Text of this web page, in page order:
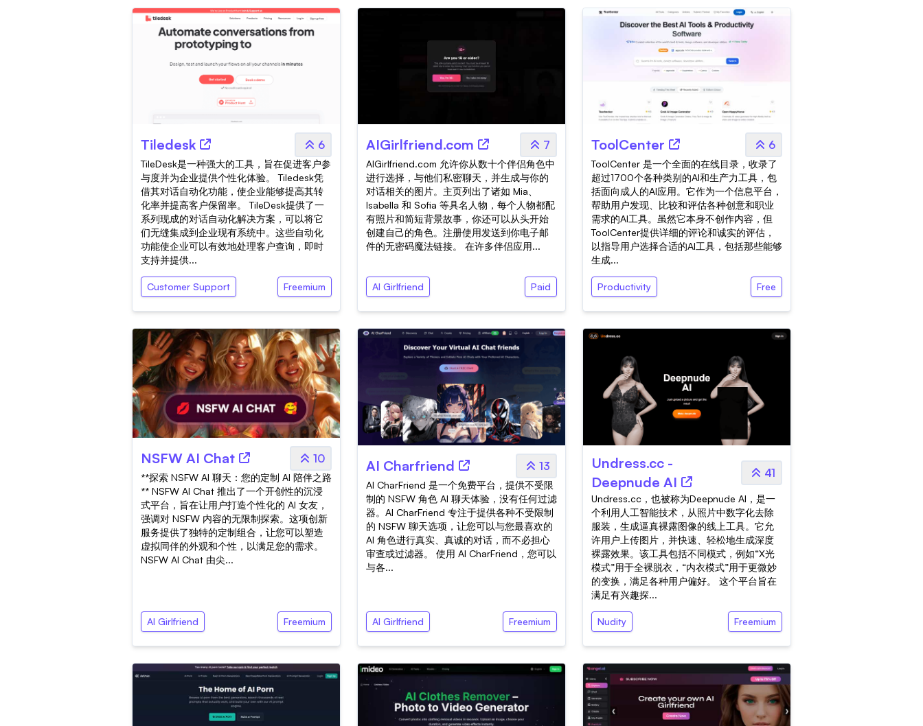
Tiledesk 6
TileDesk是一种强大的工具，旨在促进客户参
与度并为企业提供个性化体验。 Tiledesk凭
借其对话自动化功能，使企业能够提高其转
化率并提高客户保留率。 TileDesk提供了一
系列现成的对话自动化解决方案，可以将它
们无缝集成到企业现有系统中。这些自动化
功能使企业可以有效地处理客户查询，即时
支持并提供...
Customer Support Freemium
AIGirlfriend.com 7
AIGirlfriend.com 允许你从数十个伴侣角色中
进行选择，与他们私密聊天，并生成与你的
对话相关的图片。主页列出了诸如 Mia、
Isabella 和 Sofia 等具名人物，每个人物都配
有照片和简短背景故事，你还可以从头开始
创建自己的角色。注册使用发送到你电子邮
件的无密码魔法链接。 在许多伴侣应用...
AI Girlfriend Paid
ToolCenter 6
ToolCenter 是一个全面的在线目录，收录了
超过1700个各种类别的AI和生产力工具，包
括面向成人的AI应用。它作为一个信息平台，
帮助用户发现、比较和评估各种创意和职业
需求的AI工具。虽然它本身不创作内容，但
ToolCenter提供详细的评论和诚实的评估，
以指导用户选择合适的AI工具，包括那些能够
生成...
Productivity Free
NSFW AI Chat 10
**探索 NSFW AI 聊天：您的定制 AI 陪伴之路
** NSFW AI Chat 推出了一个开创性的沉浸
式平台，旨在让用户打造个性化的 AI 女友，
强调对 NSFW 内容的无限制探索。这项创新
服务提供了独特的定制组合，让您可以塑造
虚拟同伴的外观和个性，以满足您的需求。
NSFW AI Chat 由尖...
AI Girlfriend Freemium
AI Charfriend 13
AI CharFriend 是一个免费平台，提供不受限
制的 NSFW 角色 AI 聊天体验，没有任何过滤
器。AI CharFriend 专注于提供各种不受限制
的 NSFW 聊天选项，让您可以与您最喜欢的
AI 角色进行真实、真诚的对话，而不必担心
审查或过滤器。 使用 AI CharFriend，您可以
与各...
AI Girlfriend Freemium
Undress.cc -
Deepnude AI
41
Undress.cc，也被称为Deepnude AI，是一
个利用人工智能技术，从照片中数字化去除
服装，生成逼真裸露图像的线上工具。它允
许用户上传图片，并快速、轻松地生成深度
裸露效果。该工具包括不同模式，例如“X光
模式”用于全裸脱衣，“内衣模式”用于更微妙
的变换，满足各种用户偏好。 这个平台旨在
满足有兴趣探...
Nudity Freemium